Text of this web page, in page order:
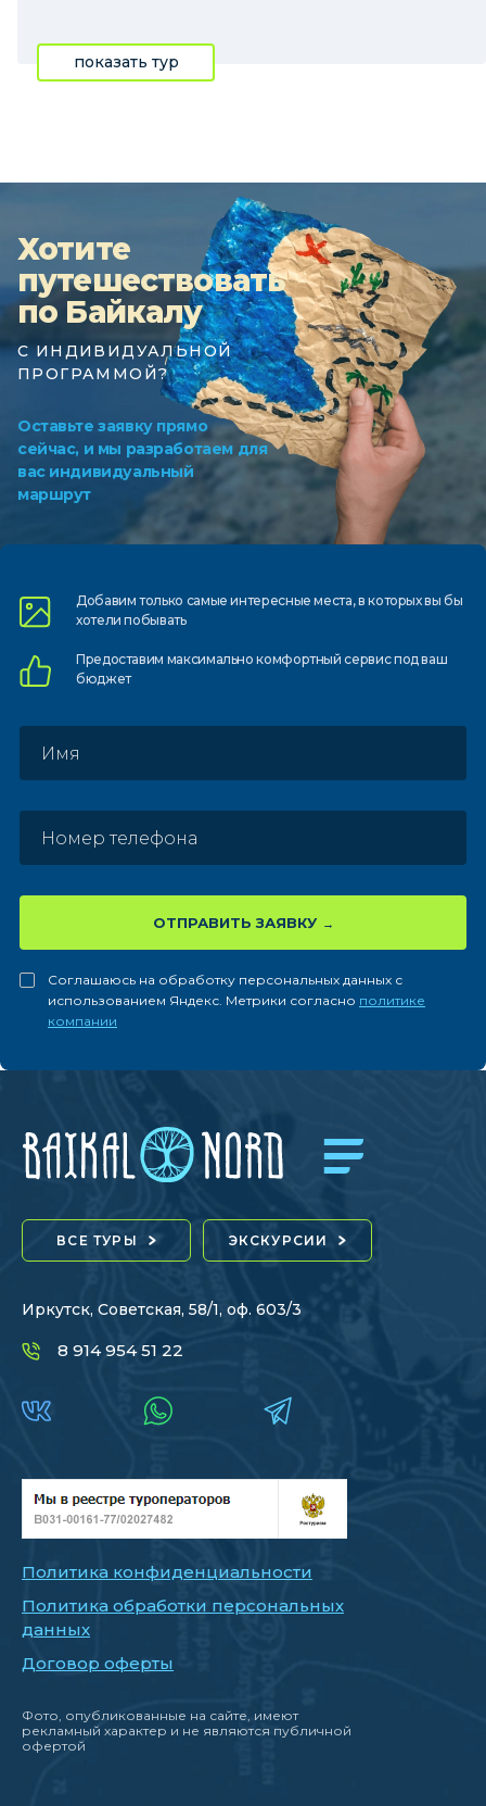
показать тур
Хотите
путешествовать
по Байкалу
С ИНДИВИДУАЛЬНОЙ
ПРОГРАММОЙ?
Оставьте заявку прямо
сейчас, и мы разработаем для
вас индивидуальный
маршрут
Добавим только самыеинтересные места, в которыхвы бы
хотели побывать
Предоставим максимально комфортныйсервис под ваш
бюджет
ОТПРАВИТЬ ЗАЯВКУ
Соглашаюсь на обработку персональных данных с
использованием Яндекс. Метрики согласно политике
компании
ВСЕ ТУРЫ ЭКСКУРСИИ
Иркутск, Советская, 58/1, оф. 603/3
8 914 954 51 22
Политика конфиденциальности
Политика обработки персональных
данных
Договор оферты
Фото, опубликованные на сайте, имеют
рекламный характер и не являются публичной
офертой